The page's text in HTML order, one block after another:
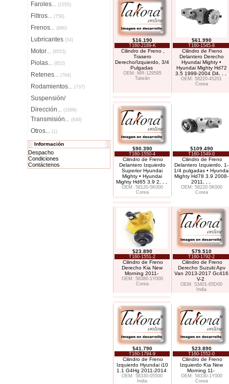
Faroles... (1555)
Filtros... (756)
Frenos... (890)
Lubricantes (54)
Motor... (8553)
Piolas... (652)
Retenes... (764)
Rodamientos... (737)
Suspensión/
Dirección... (1699)
Transmisión... (849)
Otros... (1)
Información
Despacho
Condiciones
Contáctenos
$16.190
T160-2189-K
Cilindro de Freno ,
Trasero
Derecho/Izquierdo, 3/4
Pulgadas
OEM: MR-129595
Taiwán
$61.990
T160-1545-8
Cilindro de Freno
Delantero Derecho
Hyundai Mighty •
Hyundai Mighty Hd72
3.5 1999-2004 D4. . .
OEM: 58220-45201
Corea
$90.390
T160-1550-4
Cilindro de Freno
Delantero Izquierdo
Superior Hyundai
Mighty • Hyundai
Mighty Hd65 3.9 2
OEM: 58120-5K000
Corea
$109.490
T160-1549-0
Cilindro de Freno
Delantero Izquierdo, 1-
1/4 pulgadas • Hyundai
Mighty Hd78 3.9 2008-
2011
OEM: 58220-5K000
Corea
$23.890
T160-1551-2
Cilindro de Freno
Derecho Kia New
Morning 2011-
OEM: 58380-1Y000
Corea
$79.510
T160-1792-2
Cilindro de Freno
Derecho Suzuki Apv
Van 2013-2017 Gc416
V-2
OEM: 53401-65D00
India
$41.790
T160-1794-9
Cilindro de Freno
Izquierdo Hyundai i10
1.1 G4Hg 2011-2014
OEM: 58330-05500
India
$23.890
T160-1552-0
Cilindro de Freno
Izquierdo Kia New
Morning 11-
OEM: 58330-1Y000
Corea